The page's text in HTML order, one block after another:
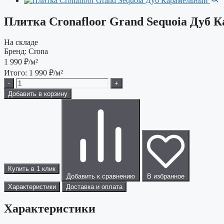
Плитка Cronafloor Grand Sequoia Дуб
На складе
Бренд: Crona
1 990 ₽/м²
Итого: 1 990 ₽/м²
-
+
Добавить в корзину
Купить в 1 клик
Добавить к сравнению
В избранное
Характеристики
Доставка и оплата
Характеристики